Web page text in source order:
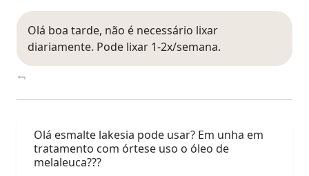
Olá boa tarde, não é necessário lixar
diariamente. Pode lixar 1-2x/semana.
Olá esmalte lakesia pode usar? Em unha em
tratamento com órtese uso o óleo de
melaleuca???